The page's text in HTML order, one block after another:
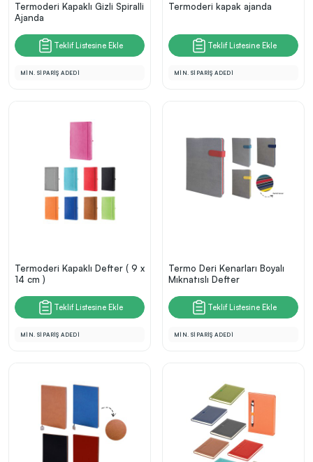
Termoderi Kapaklı Gizli Spiralli
Ajanda
Teklif Listesine Ekle
MİN. SİPARİŞ ADEDİ
Termoderi kapak ajanda
Teklif Listesine Ekle
MİN. SİPARİŞ ADEDİ
Termoderi Kapaklı Defter ( 9 x
14 cm )
Teklif Listesine Ekle
MİN. SİPARİŞ ADEDİ
Termo Deri Kenarları Boyalı
Mıknatıslı Defter
Teklif Listesine Ekle
MİN. SİPARİŞ ADEDİ